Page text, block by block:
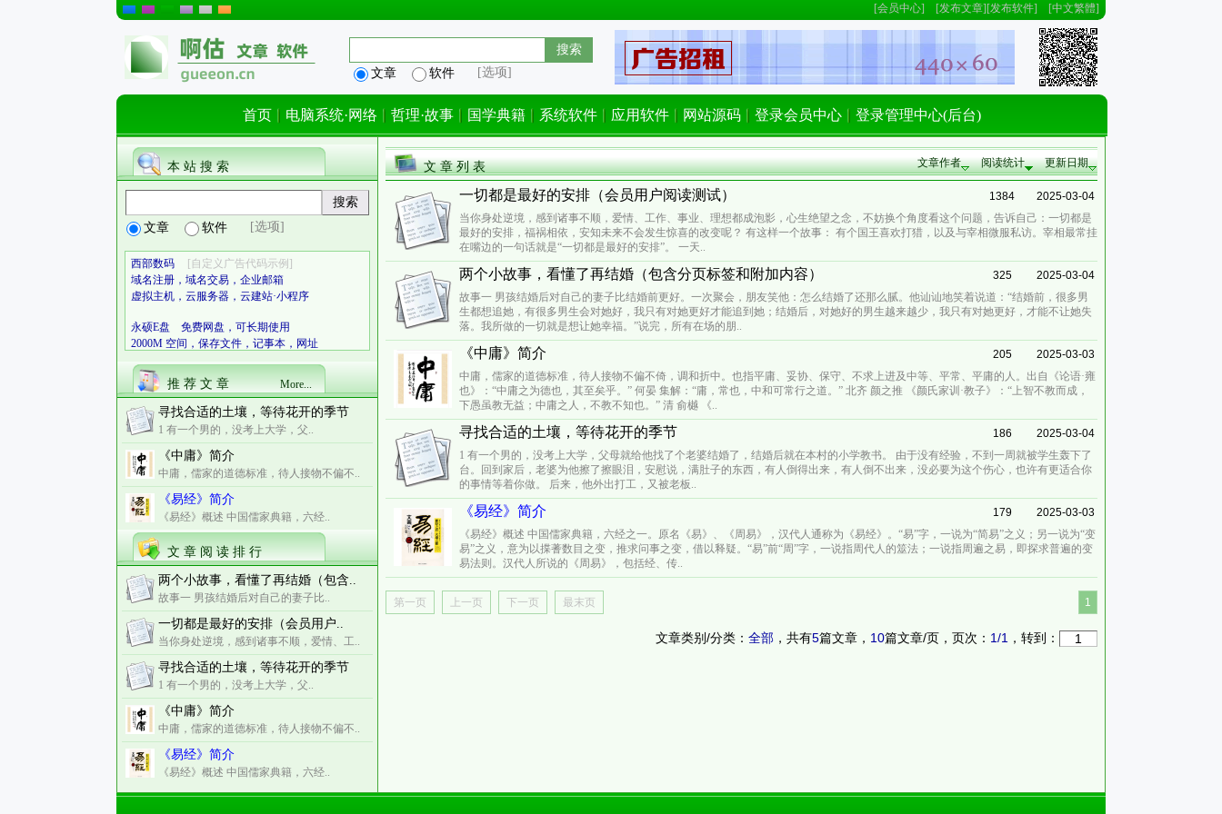
[会员中心] [发布文章][发布软件] [中文繁體]
文章 软件 [选项]
首页 电脑系统·网络 哲理·故事 国学典籍 系统软件 应用软件 网站源码 登录会员中心 登录管理中心(后台)
本 站 搜 索
文章 软件 [选项]
西部数码
[自定义广告代码示例]
域名注册，域名交易，企业邮箱
虚拟主机，云服务器，云建站·小程序
永硕E盘 免费网盘，可长期使用
2000M 空间，保存文件，记事本，网址
推 荐 文 章 More...
寻找合适的土壤，等待花开的季节
1 有一个男的，没考上大学，父..
《中庸》简介
中庸，儒家的道德标准，待人接物不偏不..
《易经》简介
《易经》概述 中国儒家典籍，六经..
文 章 阅 读 排 行
两个小故事，看懂了再结婚（包含..
故事一 男孩结婚后对自己的妻子比..
一切都是最好的安排（会员用户..
当你身处逆境，感到诸事不顺，爱情、工..
寻找合适的土壤，等待花开的季节
1 有一个男的，没考上大学，父..
《中庸》简介
中庸，儒家的道德标准，待人接物不偏不..
《易经》简介
《易经》概述 中国儒家典籍，六经..
文 章 列 表 文章作者 阅读统计 更新日期
一切都是最好的安排（会员用户阅读测试） 1384
2025-03-04
当你身处逆境，感到诸事不顺，爱情、工作、事业、理想都成泡影，心生绝望之念，不妨换个角度看这个问题，告诉自己：一切都是
最好的安排，福祸相依，安知未来不会发生惊喜的改变呢？ 有这样一个故事： 有个国王喜欢打猎，以及与宰相微服私访。宰相最常挂
在嘴边的一句话就是“一切都是最好的安排”。 一天..
两个小故事，看懂了再结婚（包含分页标签和附加内容） 325
2025-03-04
故事一 男孩结婚后对自己的妻子比结婚前更好。一次聚会，朋友笑他：怎么结婚了还那么腻。他讪讪地笑着说道：“结婚前，很多男
生都想追她，有很多男生会对她好，我只有对她更好才能追到她；结婚后，对她好的男生越来越少，我只有对她更好，才能不让她失
落。我所做的一切就是想让她幸福。”说完，所有在场的朋..
《中庸》简介 205
2025-03-03
中庸，儒家的道德标准，待人接物不偏不倚，调和折中。也指平庸、妥协、保守、不求上进及中等、平常、平庸的人。出自《论语·雍
也》：“中庸之为德也，其至矣乎。” 何晏 集解：“庸，常也，中和可常行之道。” 北齐 颜之推 《颜氏家训·教子》：“上智不教而成，
下愚虽教无益；中庸之人，不教不知也。” 清 俞樾 《..
寻找合适的土壤，等待花开的季节 186
2025-03-04
1 有一个男的，没考上大学，父母就给他找了个老婆结婚了，结婚后就在本村的小学教书。 由于没有经验，不到一周就被学生轰下了
台。回到家后，老婆为他擦了擦眼泪，安慰说，满肚子的东西，有人倒得出来，有人倒不出来，没必要为这个伤心，也许有更适合你
的事情等着你做。 后来，他外出打工，又被老板..
《易经》简介 179
2025-03-03
《易经》概述 中国儒家典籍，六经之一。原名《易》、《周易》，汉代人通称为《易经》。“易”字，一说为“简易”之义；另一说为“变
易”之义，意为以揲蓍数目之变，推求问事之变，借以释疑。“易”前“周”字，一说指周代人的筮法；一说指周遍之易，即探求普遍的变
易法则。汉代人所说的《周易》，包括经、传..
第一页 上一页 下一页 最末页 1
文章类别/分类： 全部 ，共有5篇文章， 10篇文章/页，页次： 1/1 ，转到：